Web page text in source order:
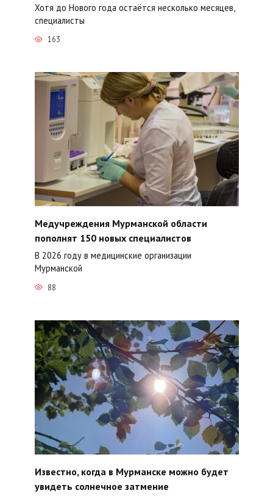
Хотя до Нового года остаётся несколько месяцев,
специалисты
163
Медучреждения Мурманской области
пополнят 150 новых специалистов
В 2026 году в медицинские организации
Мурманской
88
Известно, когда в Мурманске можно будет
увидеть солнечное затмение